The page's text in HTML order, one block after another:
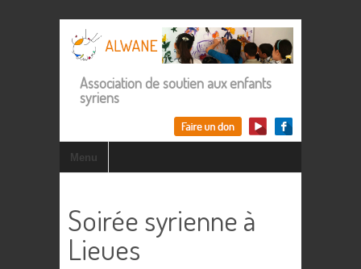
Association de soutien aux enfants
syriens
Menu
Soirée syrienne à
Lieues